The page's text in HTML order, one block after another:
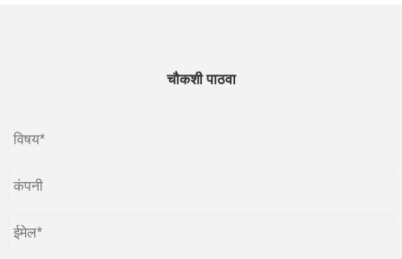
चौकशी पाठवा